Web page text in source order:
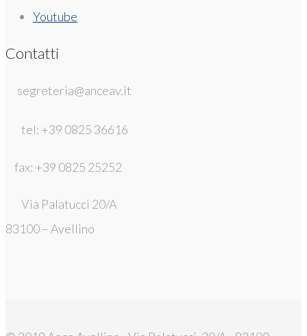
Youtube
Contatti
segreteria@anceav.it
tel: +39 0825 36616
fax: +39 0825 25252
Via Palatucci 20/A
83100 – Avellino